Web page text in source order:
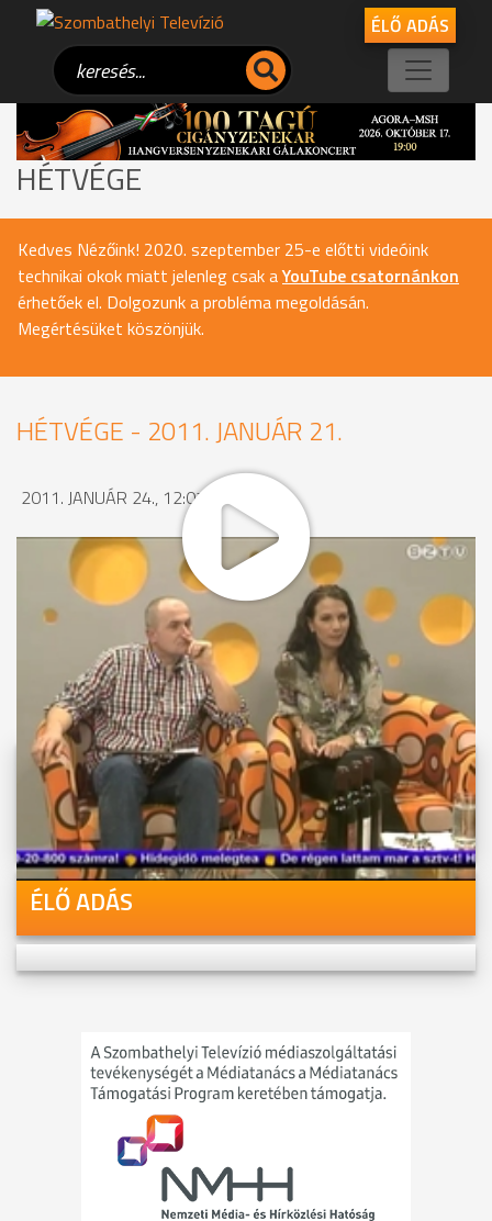
ÉLŐ ADÁS
HÉTVÉGE
Kedves Nézőink! 2020. szeptember 25-e előtti videóink
technikai okok miatt jelenleg csak aYouTube csatornánkon
érhetőek el. Dolgozunk a probléma megoldásán.
Megértésüket köszönjük.
HÉTVÉGE - 2011. JANUÁR 21.
2011. JANUÁR 24., 12:07
MEGOSZTÁS
Videóink megtekinthetőek
Youtube-csatornánkon is!
ÉLŐ ADÁS